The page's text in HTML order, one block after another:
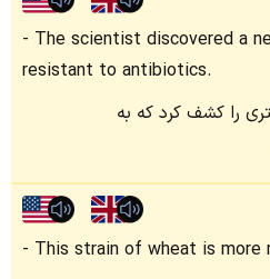
The scientist discovered a
resistant to antibiotics.
را کشف کرد که به
This strain of wheat is